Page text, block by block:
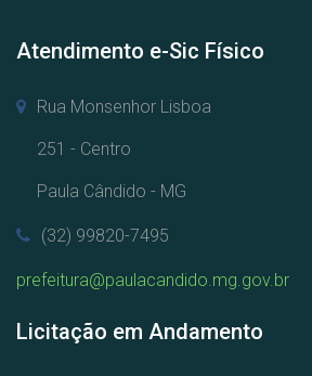
Atendimento e-Sic Físico
Rua Monsenhor Lisboa
251 - Centro
Paula Cândido - MG
(32) 99820-7495
prefeitura@paulacandido.mg.gov.br
Licitação em Andamento